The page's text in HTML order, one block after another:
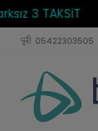
3 TAKSİT
05422303505